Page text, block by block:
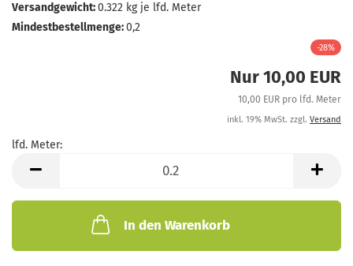
Versandgewicht:0.322 kg je lfd. Meter
Mindestbestellmenge:0,2
-28%
Nur 10,00 EUR
10,00 EUR pro lfd. Meter
inkl. 19% MwSt. zzgl. Versand
lfd. Meter:
Meter
In den Warenkorb